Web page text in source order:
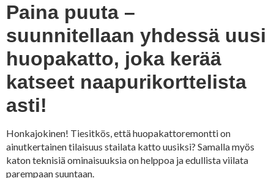
Paina puuta –
suunnitellaan yhdessä uusi
huopakatto, joka kerää
katseet naapurikorttelista
asti!
Honkajokinen! Tiesitkös, että huopakattoremontti on
ainutkertainen tilaisuus stailata katto uusiksi? Samalla myös
katon teknisiä ominaisuuksia on helppoa ja edullista viilata
parempaan suuntaan.